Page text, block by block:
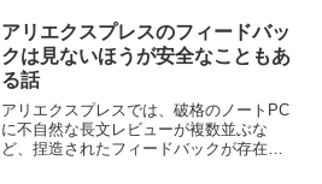
料返品 （15日以内は無条件）無料配...
アリエクスプレスのフィードバッ
クは見ないほうが安全なこともあ
る話
アリエクスプレスでは、破格のノートPC
に不自然な長文レビューが複数並ぶな
ど、捏造されたフィードバックが存在し